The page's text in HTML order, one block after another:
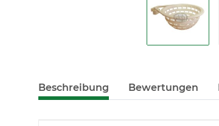
Beschreibung Bewertungen